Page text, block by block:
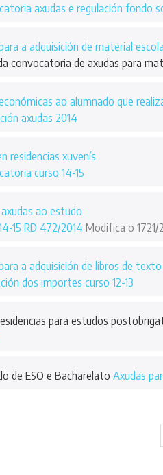
axudas e regulación fondo
a adquisición de material
convocatoria de axudas para
ao alumnado que
axudas 2014
residencias xuvenís
curso 14-15
ao estudo
15 RD 472/2014 Modifica o 1721/
a adquisición de libros de
dos importes curso 12-13
para estudos
de ESO e Bacharelato Axudas